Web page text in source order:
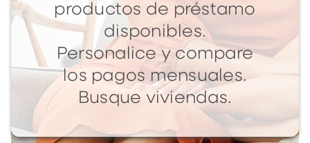
productos de préstamo
disponibles.
Personalice y compare
los pagos mensuales.
Busque viviendas.